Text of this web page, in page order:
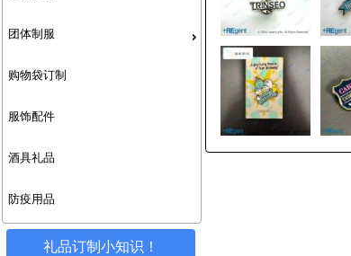
团体制服
购物袋订制
服饰配件
酒具礼品
防疫用品
礼品订制小知识！